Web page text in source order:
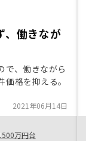
、働きなが
で、働きながら
格を抑える。
2021年06月14日
万円台